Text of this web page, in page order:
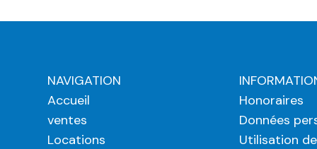
NAVIGATION
Accueil
ventes
Locations
Honoraires
Données
Utilisation